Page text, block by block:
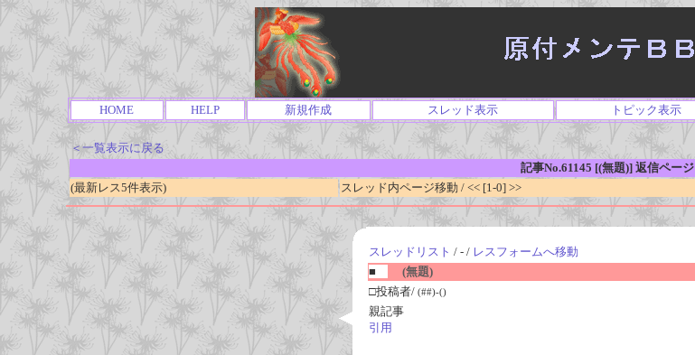
HOME HELP 新規作成 スレッド表示 トピック表示
＜一覧表示に戻る
記事No.61145 [(無題)] 返信ページ
(最新レス5件表示)
スレッド内ページ移動 / << [1-0] >>
スレッドリスト / - / レスフォームへ移動
■
(無題)
□投稿者/ (##)-()
親記事
引用